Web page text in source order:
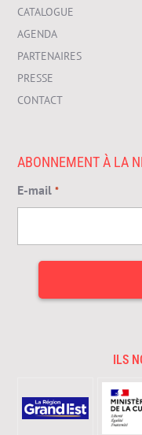
CATALOGUE
AGENDA
PARTENAIRES
PRESSE
CONTACT
ABONNEMENT À LA
E-mail *
ILS